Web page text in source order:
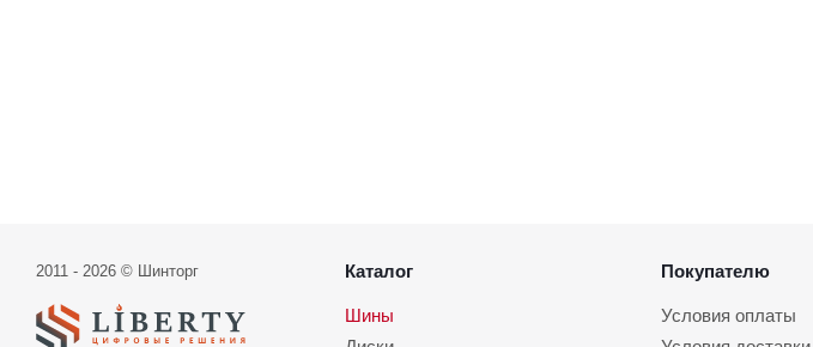
2011 - 2026 © Шинторг Каталог
Шины
Покупателю
Условия оплаты